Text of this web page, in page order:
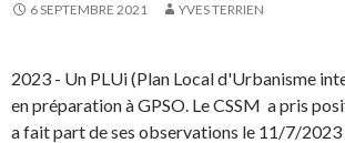
6 SEPTEMBRE 2021 YVES TERRIEN
2023 - Un PLUi (Plan Local d'Urbanisme
en préparation à GPSO. Le CSSM a pris
a fait part de ses observations le 11/7/